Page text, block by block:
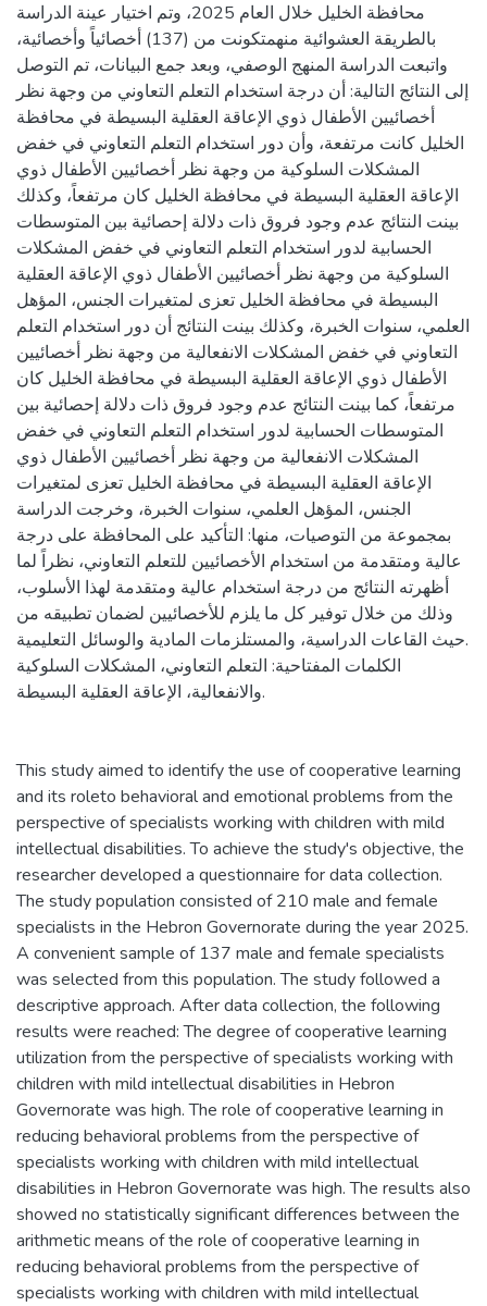
محافظة الخليل خلال العام 2025، وتم اختيار عينة الدراسة
بالطريقة العشوائية منهمتكونت من (137) أخصائياً وأخصائية،
واتبعت الدراسة المنهج الوصفي، وبعد جمع البيانات، تم التوصل
إلى النتائج التالية: أن درجة استخدام التعلم التعاوني من وجهة نظر
أخصائيين الأطفال ذوي الإعاقة العقلية البسيطة في محافظة
الخليل كانت مرتفعة، وأن دور استخدام التعلم التعاوني في خفض
المشكلات السلوكية من وجهة نظر أخصائيين الأطفال ذوي
الإعاقة العقلية البسيطة في محافظة الخليل كان مرتفعاً، وكذلك
بينت النتائج عدم وجود فروق ذات دلالة إحصائية بين المتوسطات
الحسابية لدور استخدام التعلم التعاوني في خفض المشكلات
السلوكية من وجهة نظر أخصائيين الأطفال ذوي الإعاقة العقلية
البسيطة في محافظة الخليل تعزى لمتغيرات الجنس، المؤهل
العلمي، سنوات الخبرة، وكذلك بينت النتائج أن دور استخدام التعلم
التعاوني في خفض المشكلات الانفعالية من وجهة نظر أخصائيين
الأطفال ذوي الإعاقة العقلية البسيطة في محافظة الخليل كان
مرتفعاً، كما بينت النتائج عدم وجود فروق ذات دلالة إحصائية بين
المتوسطات الحسابية لدور استخدام التعلم التعاوني في خفض
المشكلات الانفعالية من وجهة نظر أخصائيين الأطفال ذوي
الإعاقة العقلية البسيطة في محافظة الخليل تعزى لمتغيرات
الجنس، المؤهل العلمي، سنوات الخبرة، وخرجت الدراسة
بمجموعة من التوصيات، منها: التأكيد على المحافظة على درجة
عالية ومتقدمة من استخدام الأخصائيين للتعلم التعاوني، نظراً لما
أظهرته النتائج من درجة استخدام عالية ومتقدمة لهذا الأسلوب،
وذلك من خلال توفير كل ما يلزم للأخصائيين لضمان تطبيقه من
حيث القاعات الدراسية، والمستلزمات المادية والوسائل التعليمية.
الكلمات المفتاحية: التعلم التعاوني، المشكلات السلوكية
والانفعالية، الإعاقة العقلية البسيطة.
This study aimed to identify the use of cooperative learning
and its roleto behavioral and emotional problems from the
perspective of specialists working with children with mild
intellectual disabilities. To achieve the study's objective, the
researcher developed a questionnaire for data collection.
The study population consisted of 210 male and female
specialists in the Hebron Governorate during the year 2025.
A convenient sample of 137 male and female specialists
was selected from this population. The study followed a
descriptive approach. After data collection, the following
results were reached: The degree of cooperative learning
utilization from the perspective of specialists working with
children with mild intellectual disabilities in Hebron
Governorate was high. The role of cooperative learning in
reducing behavioral problems from the perspective of
specialists working with children with mild intellectual
disabilities in Hebron Governorate was high. The results also
showed no statistically significant differences between the
arithmetic means of the role of cooperative learning in
reducing behavioral problems from the perspective of
specialists working with children with mild intellectual